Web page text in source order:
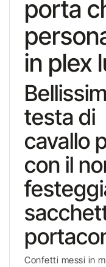
porta
in plex
testa di
cavallo
con il
Confetti messi in